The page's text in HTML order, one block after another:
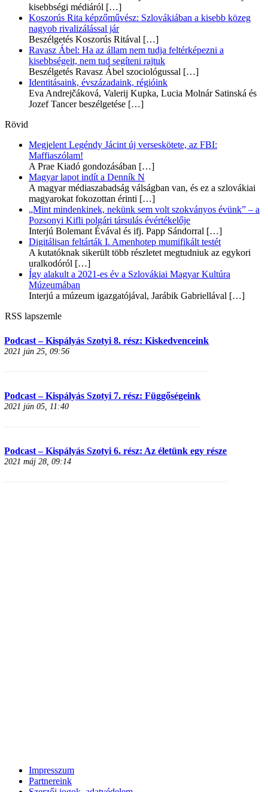
kisebbségi médiáról […]
Koszorús Rita képzőművész: Szlovákiában a kisebb közeg
nagyob rivalizálással jár
Beszélgetés Koszorús Ritával […]
Ravasz Ábel: Ha az állam nem tudja feltérképezni a
kisebbségeit, nem tud segíteni rajtuk
Beszélgetés Ravasz Ábel szociológussal […]
Identitásaink, évszázadaink, régióink
Eva Andrejčáková, Valerij Kupka, Lucia Molnár Satinská és
Jozef Tancer beszélgetése […]
Rövid
Megjelent Legéndy Jácint új verseskötete, az FBI:
Maffiaszólam!
A Prae Kiadó gondozásában […]
Magyar lapot indít a Denník N
A magyar médiaszabadság válságban van, és ez a szlovákiai
magyarokat fokozottan érinti […]
„Mint mindenkinek, nekünk sem volt szokványos évünk” – a
Pozsonyi Kifli polgári társulás évértékelője
Interjú Bolemant Évával és ifj. Papp Sándorral […]
Digitálisan feltárták I. Amenhotep mumifikált testét
A kutatóknak sikerült több részletet megtudniuk az egykori
uralkodóról […]
Így alakult a 2021-es év a Szlovákiai Magyar Kultúra
Múzeumában
Interjú a múzeum igazgatójával, Jarábik Gabriellával […]
RSS lapszemle
Podcast – Kispályás Szotyi 8. rész: Kiskedvenceink
2021 jún 25, 09:56
Podcast – Kispályás Szotyi 7. rész: Függőségeink
2021 jún 05, 11:40
Podcast – Kispályás Szotyi 6. rész: Az életünk egy része
2021 máj 28, 09:14
Impresszum
Partnereink